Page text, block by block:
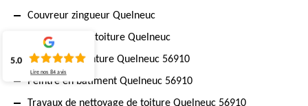
Couvreur zingueur Quelneuc
Vérification de toiture Quelneuc
Société de peinture Quelneuc 56910
Peintre en bâtiment Quelneuc 56910
Travaux de nettoyage de toiture Quelneuc 56910
5.0
Lire nos84 avis